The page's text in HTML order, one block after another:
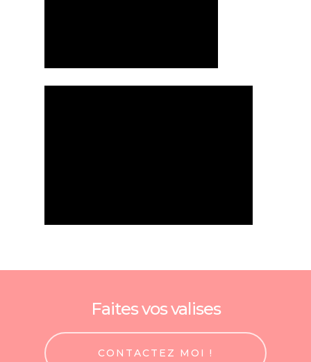
Faites vos valises
CONTACTEZ MOI !